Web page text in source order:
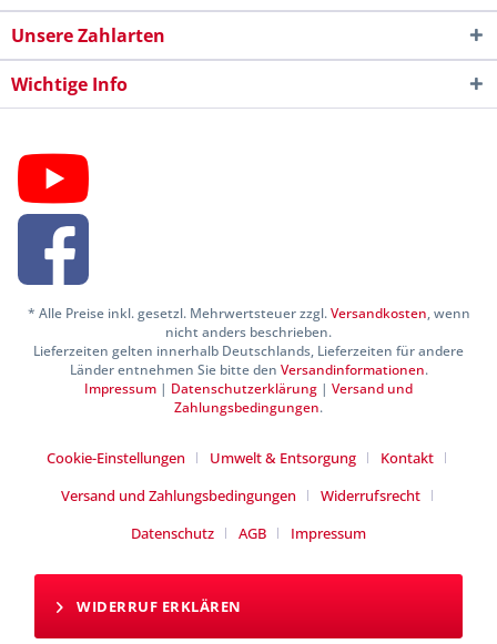
Unsere Zahlarten
Wichtige Info
* Alle Preise inkl. gesetzl. Mehrwertsteuer zzgl.Versandkosten, wenn
nicht anders beschrieben.
Lieferzeiten gelten innerhalb Deutschlands, Lieferzeiten für andere
Länder entnehmen Sie bitte den Versandinformationen.
Impressum | Datenschutzerklärung | Versand und
Zahlungsbedingungen.
Cookie-Einstellungen Umwelt & Entsorgung
Kontakt
Versand und Zahlungsbedingungen
Widerrufsrecht
Datenschutz
AGB Impressum
WIDERRUF ERKLÄREN